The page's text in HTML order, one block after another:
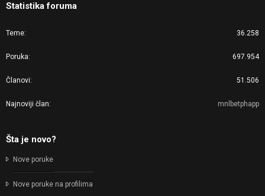
Statistika foruma
Teme 36.258
Poruka 697.954
Članovi 51.506
Najnoviji član mnlbetphapp
Šta je novo?
Nove poruke
Nove poruke na profilima